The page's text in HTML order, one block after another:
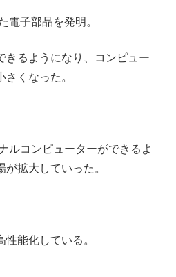
電子部品を発明。
きるようになり、コンピュー
くなった。
ルコンピューターができるよ
拡大していった。
能化している。